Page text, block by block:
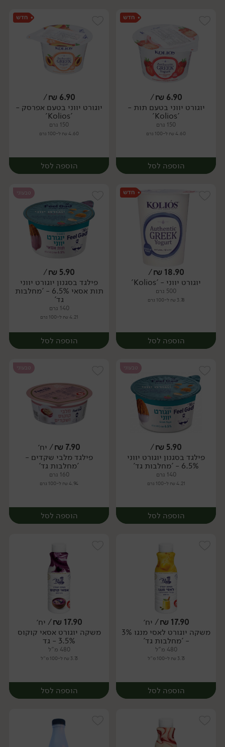
6.90
₪
/
יוגורט יווני בטעם תות -
'Kolios'
150 גרם
4.60 ₪ ל-100 גרם
הוספה לסל
6.90
₪
/
יוגורט יווני בטעם אפרסק -
'Kolios'
150 גרם
4.60 ₪ ל-100 גרם
הוספה לסל
18.90
₪
/
יוגורט יווני - 'Kolios'
500 גרם
3.78 ₪ ל-100 גרם
הוספה לסל
טבעוני
5.90
₪
/
פילגד בסגנון יוגורט יווני
תות אסאי 6.5% - 'מחלבות
גד'
140 גרם
4.21 ₪ ל-100 גרם
הוספה לסל
טבעוני
5.90
₪
/
פילגד בסגנון יוגורט יווני
6.5% - 'מחלבות גד'
140 גרם
4.21 ₪ ל-100 גרם
הוספה לסל
טבעוני
7.90
₪/ יח׳
פילגד מלבי שקדים -
'מחלבות גד'
160 גרם
4.94 ₪ ל-100 גרם
הוספה לסל
יח׳
17.90
₪/ יח׳
משקה יוגורט לאסי מנגו 3%
- 'מחלבות גד'
480 מ"ל
3.73 ₪ ל-100 מ"ל
הוספה לסל
17.90
₪/ יח׳
משקה יוגורט אסאי קוקוס
3.5% - גד
480 מ"ל
3.73 ₪ ל-100 מ"ל
הוספה לסל